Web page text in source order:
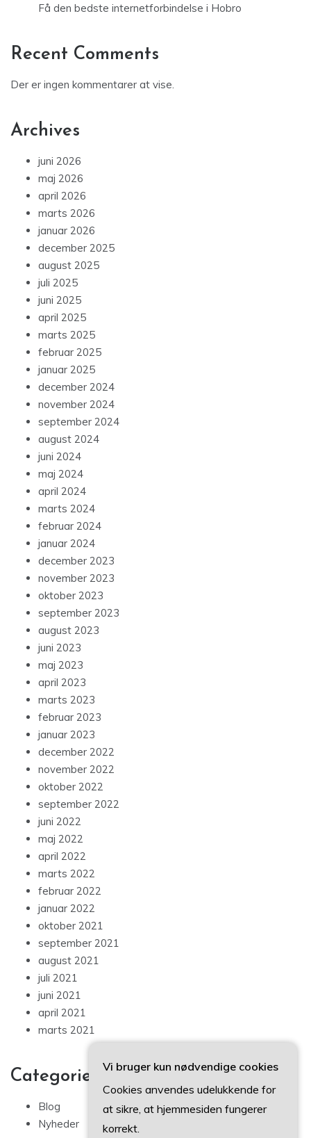
Få den bedste internetforbindelse i Hobro
Recent Comments
Der er ingen kommentarer at vise.
Archives
juni 2026
maj 2026
april 2026
marts 2026
januar 2026
december 2025
august 2025
juli 2025
juni 2025
april 2025
marts 2025
februar 2025
januar 2025
december 2024
november 2024
september 2024
august 2024
juni 2024
maj 2024
april 2024
marts 2024
februar 2024
januar 2024
december 2023
november 2023
oktober 2023
september 2023
august 2023
juni 2023
maj 2023
april 2023
marts 2023
februar 2023
januar 2023
december 2022
november 2022
oktober 2022
september 2022
juni 2022
maj 2022
april 2022
marts 2022
februar 2022
januar 2022
oktober 2021
september 2021
august 2021
juli 2021
juni 2021
april 2021
marts 2021
Categories
Blog
Nyheder
Vi bruger kun nødvendige cookies
Cookies anvendes udelukkende for
at sikre, at hjemmesiden fungerer
korrekt.